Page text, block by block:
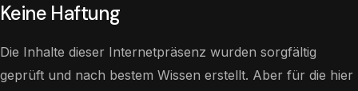
Keine Haftung
Die Inhalte dieser Internetpräsenz wurden sorgfältig
geprüft und nach bestem Wissen erstellt. Aber für die hier